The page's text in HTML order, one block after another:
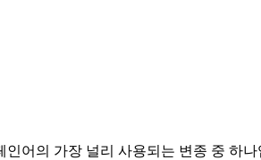
인어의 가장 널리 사용되는 변종 중 하